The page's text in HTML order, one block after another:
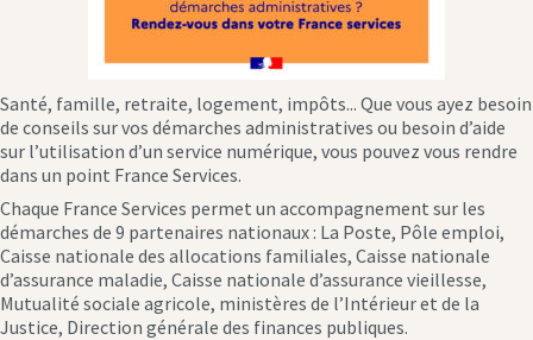
Santé, famille, retraite, logement, impôts... Que vous ayez besoin
de conseils sur vos démarches administratives ou besoin d’aide
sur l’utilisation d’un service numérique, vous pouvez vous rendre
dans un point France Services.
Chaque France Services permet un accompagnement sur les
démarches de 9 partenaires nationaux : La Poste, Pôle emploi,
Caisse nationale des allocations familiales, Caisse nationale
d’assurance maladie, Caisse nationale d’assurance vieillesse,
Mutualité sociale agricole, ministères de l’Intérieur et de la
Justice, Direction générale des finances publiques.